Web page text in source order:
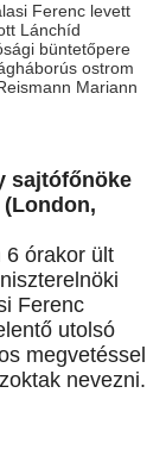
Ferenc levett
Lánchíd
büntetőpere
ostrom
Mariann
sajtófőnöke
6 órakor ült
Ferenc
utolsó
megvetéssel
nevezni.